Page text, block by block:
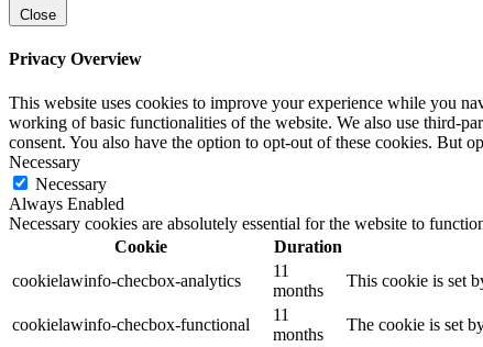
Close
Privacy Overview
This website uses cookies to improve your experience while you
working of basic functionalities of the website. We also use third-
consent. You also have the option to opt-out of these cookies. But
Necessary
Necessary
Always Enabled
Necessary cookies are absolutely essential for the website to
Cookie
Duration
cookielawinfo-checbox-analytics
11
months
This cookie is set
cookielawinfo-checbox-functional
11
months
The cookie is set